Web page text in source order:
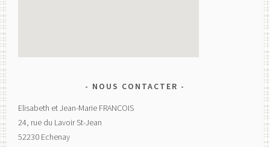
NOUS CONTACTER
Elisabeth et Jean-Marie FRANCOIS
24, rue du Lavoir St-Jean
52230 Echenay